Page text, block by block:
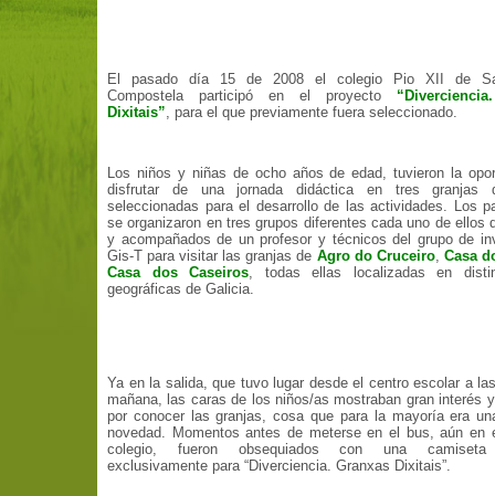
El pasado día 15 de 2008 el colegio Pio XII de
Compostela participó en el proyecto
Dixitais”, para el que previamente fuera seleccionado.
Los niños y niñas de ocho años de edad, tuvieron la
disfrutar de una jornada didáctica en tres granjas
seleccionadas para el desarrollo de las actividades. Los
se organizaron en tres grupos diferentes cada uno de ellos
y acompañados de un profesor y técnicos del grupo de
Gis-T para visitar las granjas de Agro do Cruceiro, Casa
Casa dos Caseiros, todas ellas localizadas en
geográficas de Galicia.
Ya en la salida, que tuvo lugar desde el centro escolar a
mañana, las caras de los niños/as mostraban gran interés
por conocer las granjas, cosa que para la mayoría era
novedad. Momentos antes de meterse en el bus, aún en
colegio, fueron obsequiados con una camiseta
exclusivamente para “Diverciencia. Granxas Dixitais”.